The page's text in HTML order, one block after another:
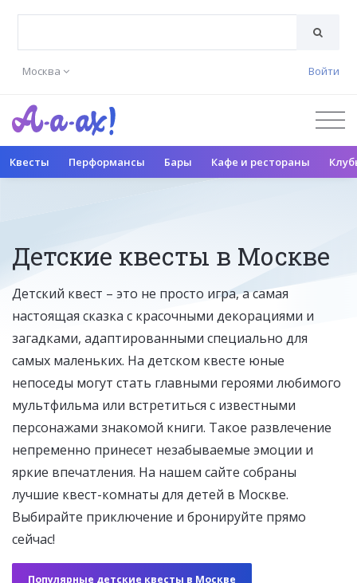
Москва Войти
Квесты Перформансы Бары Кафе и рестораны
Детские квесты в Москве
Детский квест – это не просто игра, а самая
настоящая сказка с красочными декорациями и
загадками, адаптированными специально для
самых маленьких. На детском квесте юные
непоседы могут стать главными героями любимого
мультфильма или встретиться с известными
персонажами знакомой книги. Такое развлечение
непременно принесет незабываемые эмоции и
яркие впечатления. На нашем сайте собраны
лучшие квест-комнаты для детей в Москве.
Выбирайте приключение и бронируйте прямо
сейчас!
Популярные детские квесты в Москве